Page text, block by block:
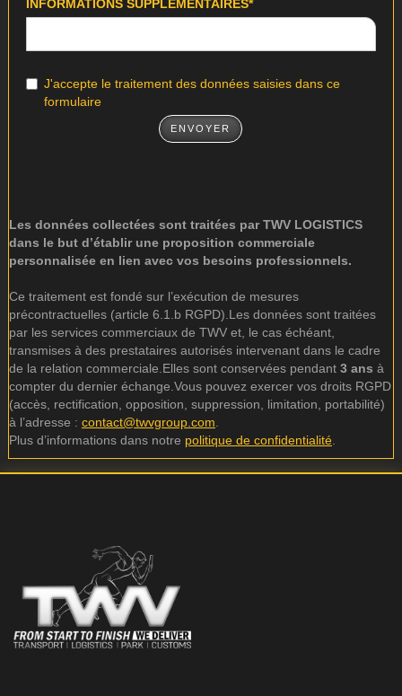
INFORMATIONS SUPPLÉMENTAIRES*
J'accepte le traitement des données saisies dans ce
formulaire
Les données collectées sont traitées par TWV LOGISTICS
dans le but d’établir une proposition commerciale
personnalisée en lien avec vos besoins professionnels.
Ce traitement est fondé sur l’exécution de mesures
précontractuelles (article 6.1.b RGPD).Les données sont traitées
par les services commerciaux de TWV et, le cas échéant,
transmises à des prestataires autorisés intervenant dans le cadre
de la relation commerciale.Elles sont conservées pendant 3 ans à
compter du dernier échange.Vous pouvez exercer vos droits RGPD
(accès, rectification, opposition, suppression, limitation, portabilité)
à l’adresse : contact@twvgroup.com
Plus d’informations dans notre politique de confidentialité.